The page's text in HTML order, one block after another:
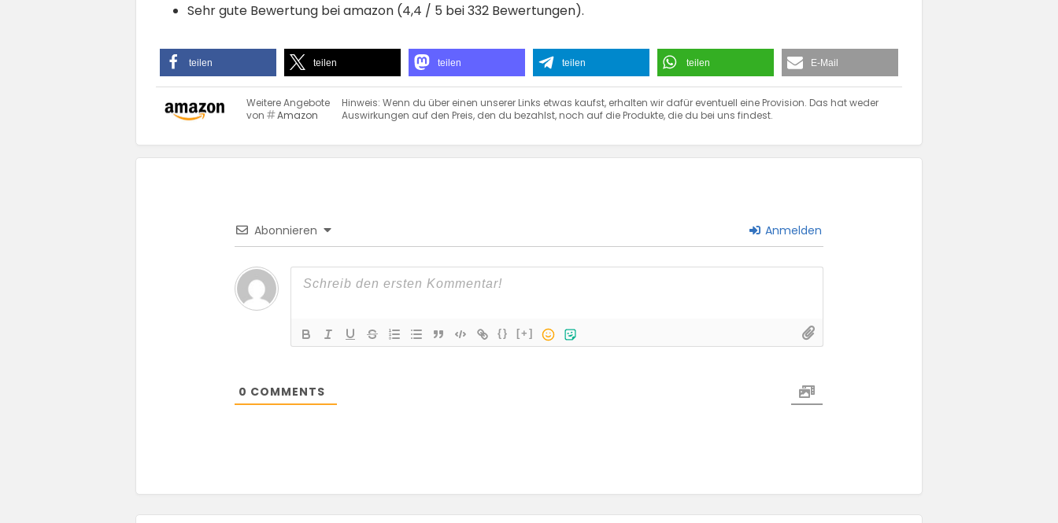
Sehr gute Bewertung bei amazon (4,4 / 5 bei 332 Bewertungen).
teilen teilen teilen teilen teilen E-Mail
Weitere Angebote
von
Amazon
Hinweis: Wenn du über einen unserer Links etwas kaufst, erhalten wir dafür eventuell eine Provision. Das hat weder
Auswirkungen auf den Preis, den du bezahlst, noch auf die Produkte, die du bei uns findest.
Abonnieren Anmelden
{} [+]
0 COMMENTS